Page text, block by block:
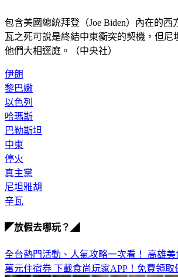
包含美國總統拜登（Joe Biden）內在的西
瓦之死可說是終結中東衝突的契機，但尼
他們大相逕庭。（中央社）
伊朗
黎巴嫩
以色列
哈瑪斯
巴勒斯坦
中東
停火
真主黨
尼坦雅胡
辛瓦
◤放假去哪玩？◢
全台熱門活動、人氣攻略一次看！ 高雄
萬元住宿券 下載食尚玩家APP！免費領取